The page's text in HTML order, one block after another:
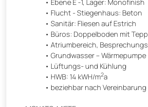
Flucht - Stiegenhaus: Beton
Sanitär: Fliesen auf Estrich
Büros: Doppelboden mit
Atriumbereich,
Grundwasser – Wärmepumpe
Lüftungs- und Kühlung
HWB: 14 kWH/m2a
beziehbar nach Vereinbarung